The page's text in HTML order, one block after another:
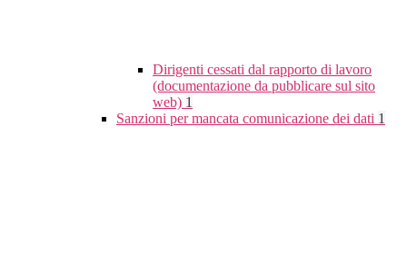
Dirigenti cessati dal rapporto di lavoro
(documentazione da pubblicare sul sito
web) 1
Sanzioni per mancata comunicazione dei dati 1